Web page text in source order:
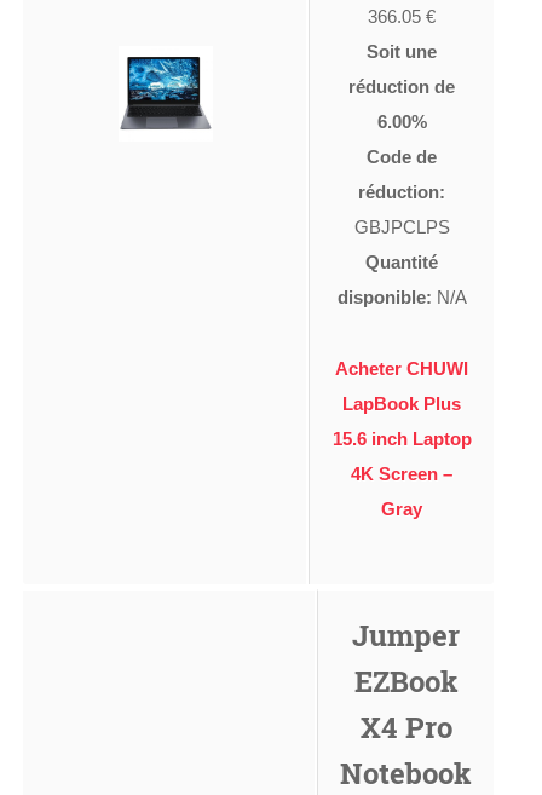
366.05 €
Soit une
réduction de
6.00%
Code de
réduction:
GBJPCLPS
Quantité
disponible: N/A
Acheter CHUWI
LapBook Plus
15.6 inch Laptop
4K Screen –
Gray
Jumper
EZBook
X4 Pro
Notebook